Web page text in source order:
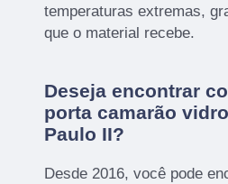
temperaturas extremas,
que o material recebe.
Deseja encontrar
porta camarão
Paulo II?
Desde 2016, você pode